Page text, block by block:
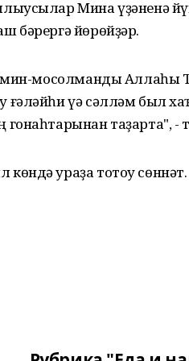
Мина үҙәненә
бәрергә йөрөйҙәр.
мосолманды Аллаһы
үә сәлләм был
таҙарта", -
ураҙа тотоу сөннәт.